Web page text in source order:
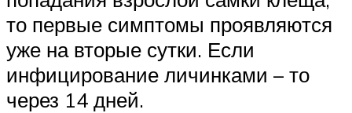
то первые симптомы проявляются
уже на вторые сутки. Если
инфицирование личинками – то
через 14 дней.